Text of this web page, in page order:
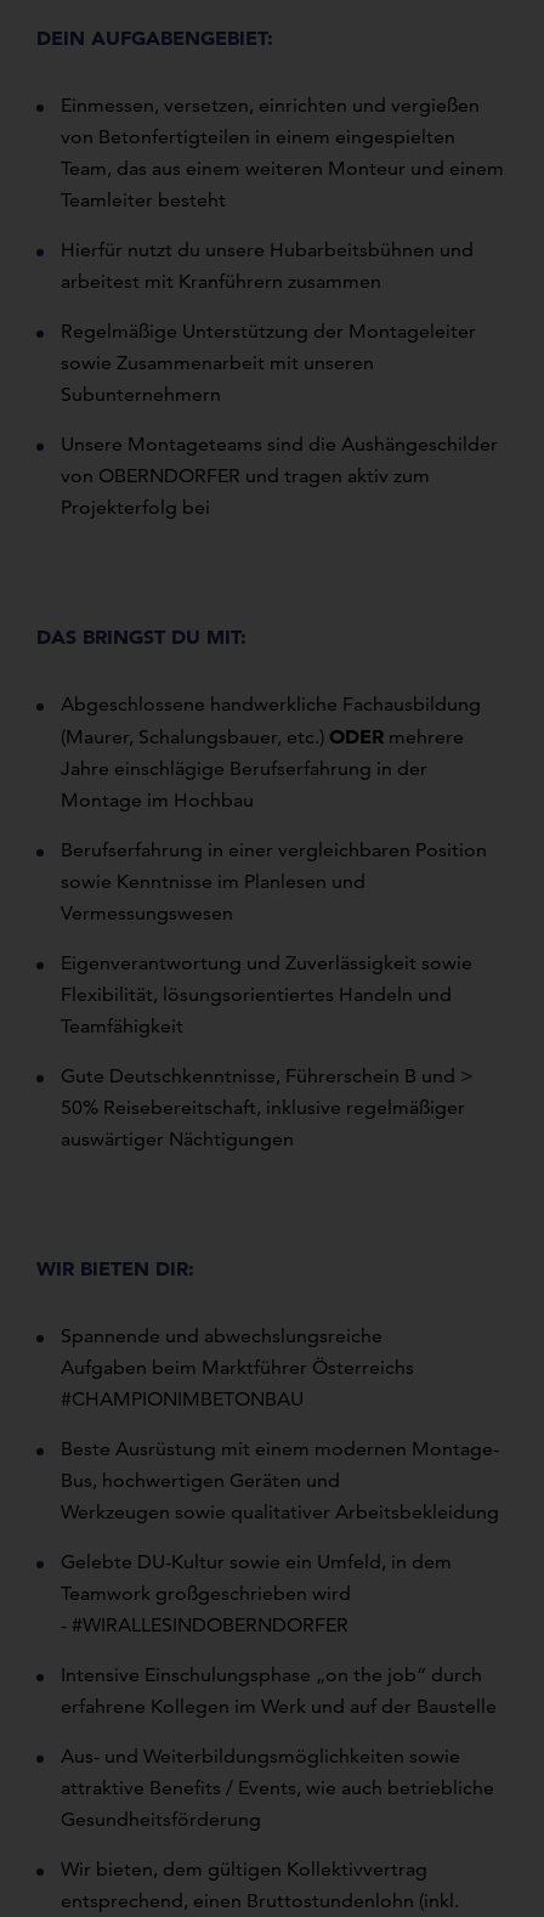
DEIN AUFGABENGEBIET:
Einmessen, versetzen, einrichten und vergießen
von Betonfertigteilen in einem eingespielten
Team, das aus einem weiteren Monteur und einem
Teamleiter besteht
Hierfür nutzt du unsere Hubarbeitsbühnen und
arbeitest mit Kranführern zusammen
Regelmäßige Unterstützung der Montageleiter
sowie Zusammenarbeit mit unseren
Subunternehmern
Unsere Montageteams sind die Aushängeschilder
von OBERNDORFER und tragen aktiv zum
Projekterfolg bei
DAS BRINGST DU MIT:
Abgeschlossene handwerkliche Fachausbildung
(Maurer, Schalungsbauer, etc.) ODER mehrere
Jahre einschlägige Berufserfahrung in der
Montage im Hochbau
Berufserfahrung in einer vergleichbaren Position
sowie Kenntnisse im Planlesen und
Vermessungswesen
Eigenverantwortung und Zuverlässigkeit sowie
Flexibilität, lösungsorientiertes Handeln und
Teamfähigkeit
Gute Deutschkenntnisse, Führerschein B und >
50% Reisebereitschaft, inklusive regelmäßiger
auswärtiger Nächtigungen
WIR BIETEN DIR:
Spannende und abwechslungsreiche
Aufgaben beim Marktführer Österreichs
#CHAMPIONIMBETONBAU
Beste Ausrüstung mit einem modernen Montage-
Bus, hochwertigen Geräten und
Werkzeugen sowie qualitativer Arbeitsbekleidung
Gelebte DU-Kultur sowie ein Umfeld, in dem
Teamwork großgeschrieben wird
- #WIRALLESINDOBERNDORFER
Intensive Einschulungsphase „on the job“ durch
erfahrene Kollegen im Werk und auf der Baustelle
Aus- und Weiterbildungsmöglichkeiten sowie
attraktive Benefits / Events, wie auch betriebliche
Gesundheitsförderung
Wir bieten, dem gültigen Kollektivvertrag
entsprechend, einen Bruttostundenlohn (inkl.